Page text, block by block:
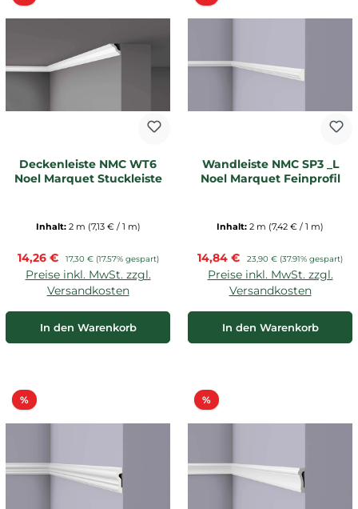
Deckenleiste NMC WT6
Noel Marquet Stuckleiste
Inhalt: 2 m (7,13 € / 1 m)
Verkaufspreis:
14,26 € Regulärer Preis:
17,30 € (17.57% gespart)
Preise inkl. MwSt. zzgl.
Versandkosten
In den Warenkorb
Wandleiste NMC SP3 _L
Noel Marquet Feinprofil
Inhalt: 2 m (7,42 € / 1 m)
Verkaufspreis:
14,84 € Regulärer Preis:
23,90 € (37.91% gespart)
Preise inkl. MwSt. zzgl.
Versandkosten
In den Warenkorb
%Rabatt %Rabatt